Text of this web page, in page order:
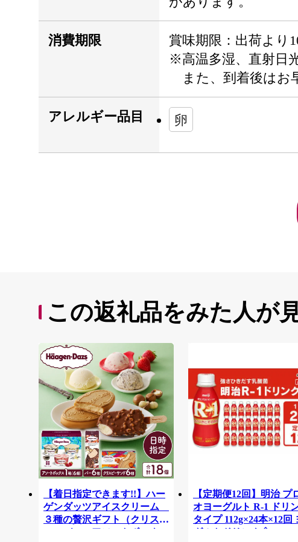
消費期限
賞味期限：出荷より
※高温多湿、直射日
また、到着後はお
アレルギー品目 卵
この返礼品をみた人が
【着日指定できます!!】ハー
ゲンダッツアイスクリーム
３種の贅沢ギフト（クリスピ
ー・バー・アソートボック
【定期便12回】明治 プ
オヨーグルト R-1 ドリ
タイプ 112g×24本×12回
グルトドリンク◇